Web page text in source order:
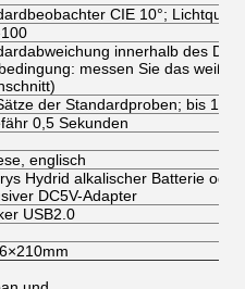
CIE 10°;
innerhalb des
messen Sie das weiße
der Standardproben; bis 100
0,5 Sekunden
englisch
Hydrid alkalischer Batterie
DC5V-Adapter
USB2.0